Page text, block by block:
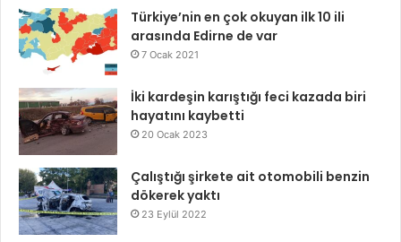
Türkiye’nin en çok okuyan ilk 10 ili
arasında Edirne de var
7 Ocak 2021
İki kardeşin karıştığı feci kazada biri
hayatını kaybetti
20 Ocak 2023
Çalıştığı şirkete ait otomobili benzin
dökerek yaktı
23 Eylül 2022